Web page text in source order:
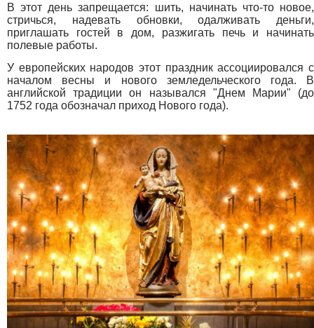
В этот день запрещается: шить, начинать что-то новое,
стричься, надевать обновки, одалживать деньги,
приглашать гостей в дом, разжигать печь и начинать
полевые работы.
У европейских народов этот праздник ассоциировался с
началом весны и нового земледельческого года. В
английской традиции он назывался "Днем Марии" (до
1752 года обозначал приход Нового года).